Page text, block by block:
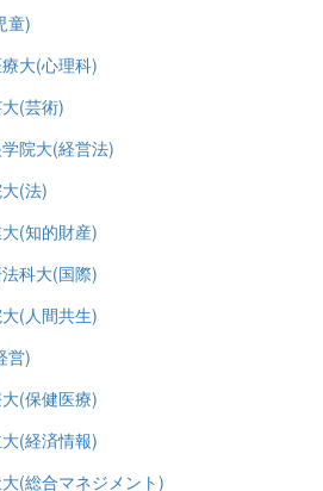
童)
大(心理科)
(芸術)
院大(経営法)
(法)
(知的財産)
科大(国際)
(人間共生)
営)
(保健医療)
(経済情報)
(総合マネジメント)